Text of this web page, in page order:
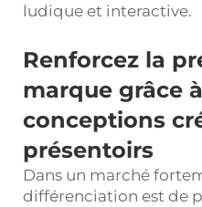
ludique et interactive.
Renforcez la
marque grâce
conceptions
présentoirs
Dans un marché
différenciation est de